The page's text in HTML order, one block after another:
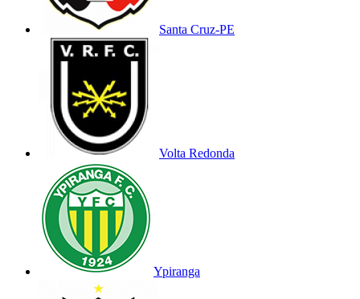
Santa Cruz-PE
Volta Redonda
Ypiranga